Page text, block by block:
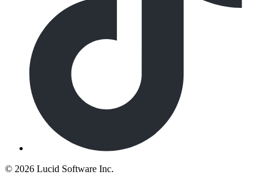
© 2026 Lucid Software Inc.